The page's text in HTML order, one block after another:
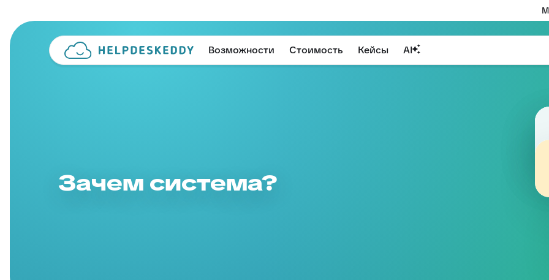
Возможности Стоимость Кейсы AI
Зачем система?